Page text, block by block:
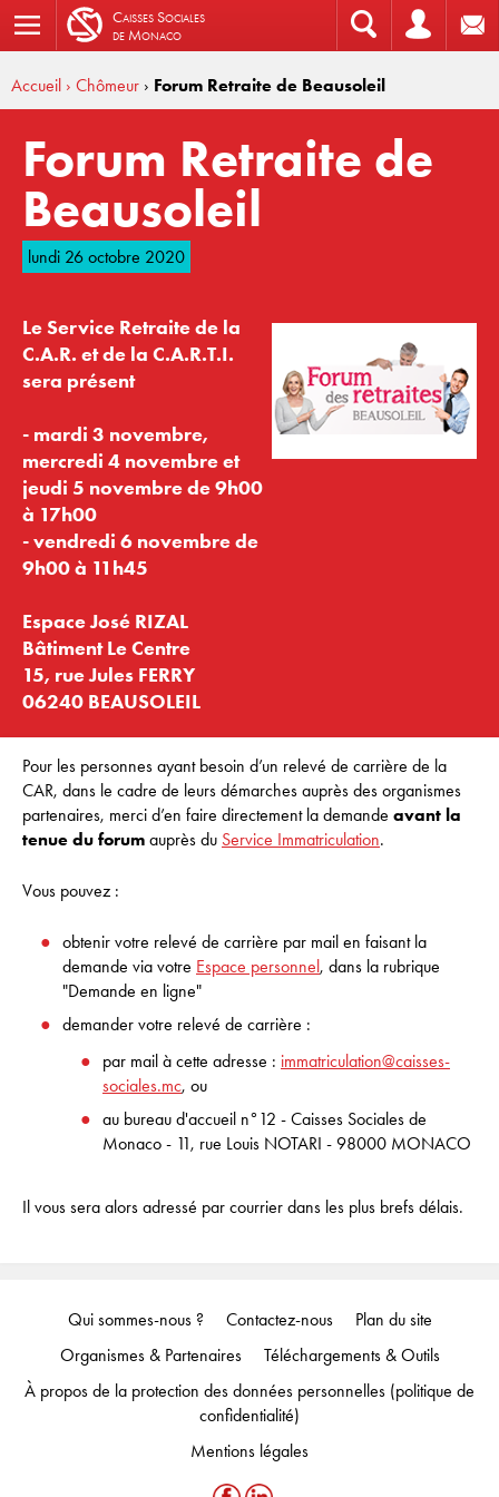
CaissesSociales
de Monaco
Accueil › Chômeur › Forum Retraite de Beausoleil
Forum Retraite de
Beausoleil
lundi 26 octobre 2020
Le Service Retraite de la
C.A.R. et de la C.A.R.T.I.
sera présent
- mardi 3 novembre,
mercredi 4 novembre et
jeudi 5 novembre de 9h00
à 17h00
- vendredi 6 novembre de
9h00 à 11h45
Espace José RIZAL
Bâtiment Le Centre
15, rue Jules FERRY
06240 BEAUSOLEIL
Pour les personnes ayant besoin d’un relevé de carrière de la
CAR, dans le cadre de leurs démarches auprès des organismes
partenaires, merci d’en faire directement la demande avant la
tenue du forum auprès du Service Immatriculation.
Vous pouvez :
obtenir votre relevé de carrière par mail en faisant la
demande via votre Espace personnel, dans la rubrique
"Demande en ligne"
demander votre relevé de carrière :
par mail à cette adresse : immatriculation@caisses-
sociales.mc, ou
au bureau d'accueil n°12 - Caisses Sociales de
Monaco - 11, rue Louis NOTARI - 98000 MONACO
Il vous sera alors adressé par courrier dans les plus brefs délais.
Qui sommes-nous ? Contactez-nous
Plan du site
Organismes & Partenaires
Téléchargements & Outils
À propos de la protection des données personnelles (politique de
confidentialité)
Mentions légales